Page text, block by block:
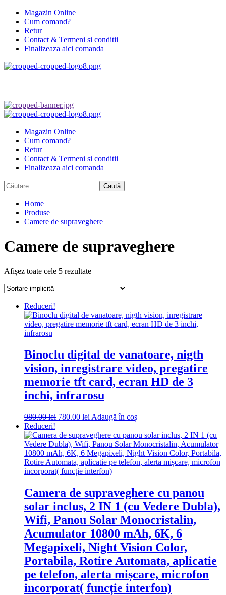
Skip
content
Magazin Online
Cum comand?
Retur
Contact & Termeni si conditii
Finalizeaza aici comanda
Primary
Magazin Online
Cum comand?
Retur
Contact & Termeni si conditii
Finalizeaza aici comanda
Caută
după:
Home
Produse
Camere de supraveghere
Camere de supraveghere
Afișez toate cele 5 rezultate
Reduceri!
Binoclu digital de vanatoare, nigth
vision, inregistrare video, pregatire
memorie tft card, ecran HD de 3
inchi, infrarosu
980.00lei Prețul
a
fost:
980.00 lei.
780.00 lei Prețul
este:
780.00 lei.
Adaugă în coș
Reduceri!
Camera de supraveghere cu panou
solar inclus, 2 IN 1 (cu Vedere Dubla),
Wifi, Panou Solar Monocristalin,
Acumulator 10800 mAh, 6K, 6
Megapixeli, Night Vision Color,
Portabila, Rotire Automata, aplicatie
pe telefon, alerta mișcare, microfon
incorporat( funcție interfon)